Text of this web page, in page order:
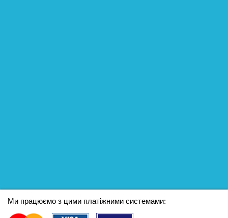
Ми працюємо з цими платіжними системами: